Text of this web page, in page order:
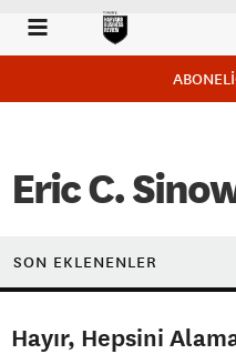
Eric C.
SON EKLENENLER
Hayır, Hepsini